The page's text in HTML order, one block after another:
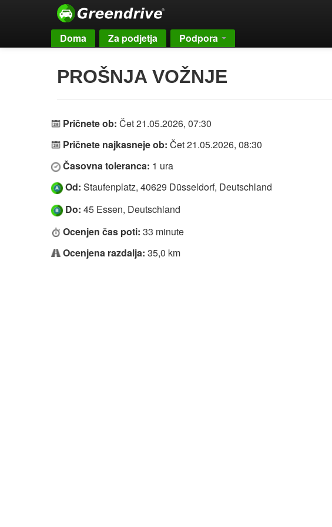
Doma Za podjetja Podpora
PROŠNJA VOŽNJE
Pričnete ob: Čet 21.05.2026, 07:30
Pričnete najkasneje ob: Čet 21.05.2026, 08:30
Časovna toleranca: 1 ura
Od: Staufenplatz, 40629 Düsseldorf, Deutschland
Do: 45 Essen, Deutschland
Ocenjen čas poti: 33 minute
Ocenjena razdalja: 35,0 km